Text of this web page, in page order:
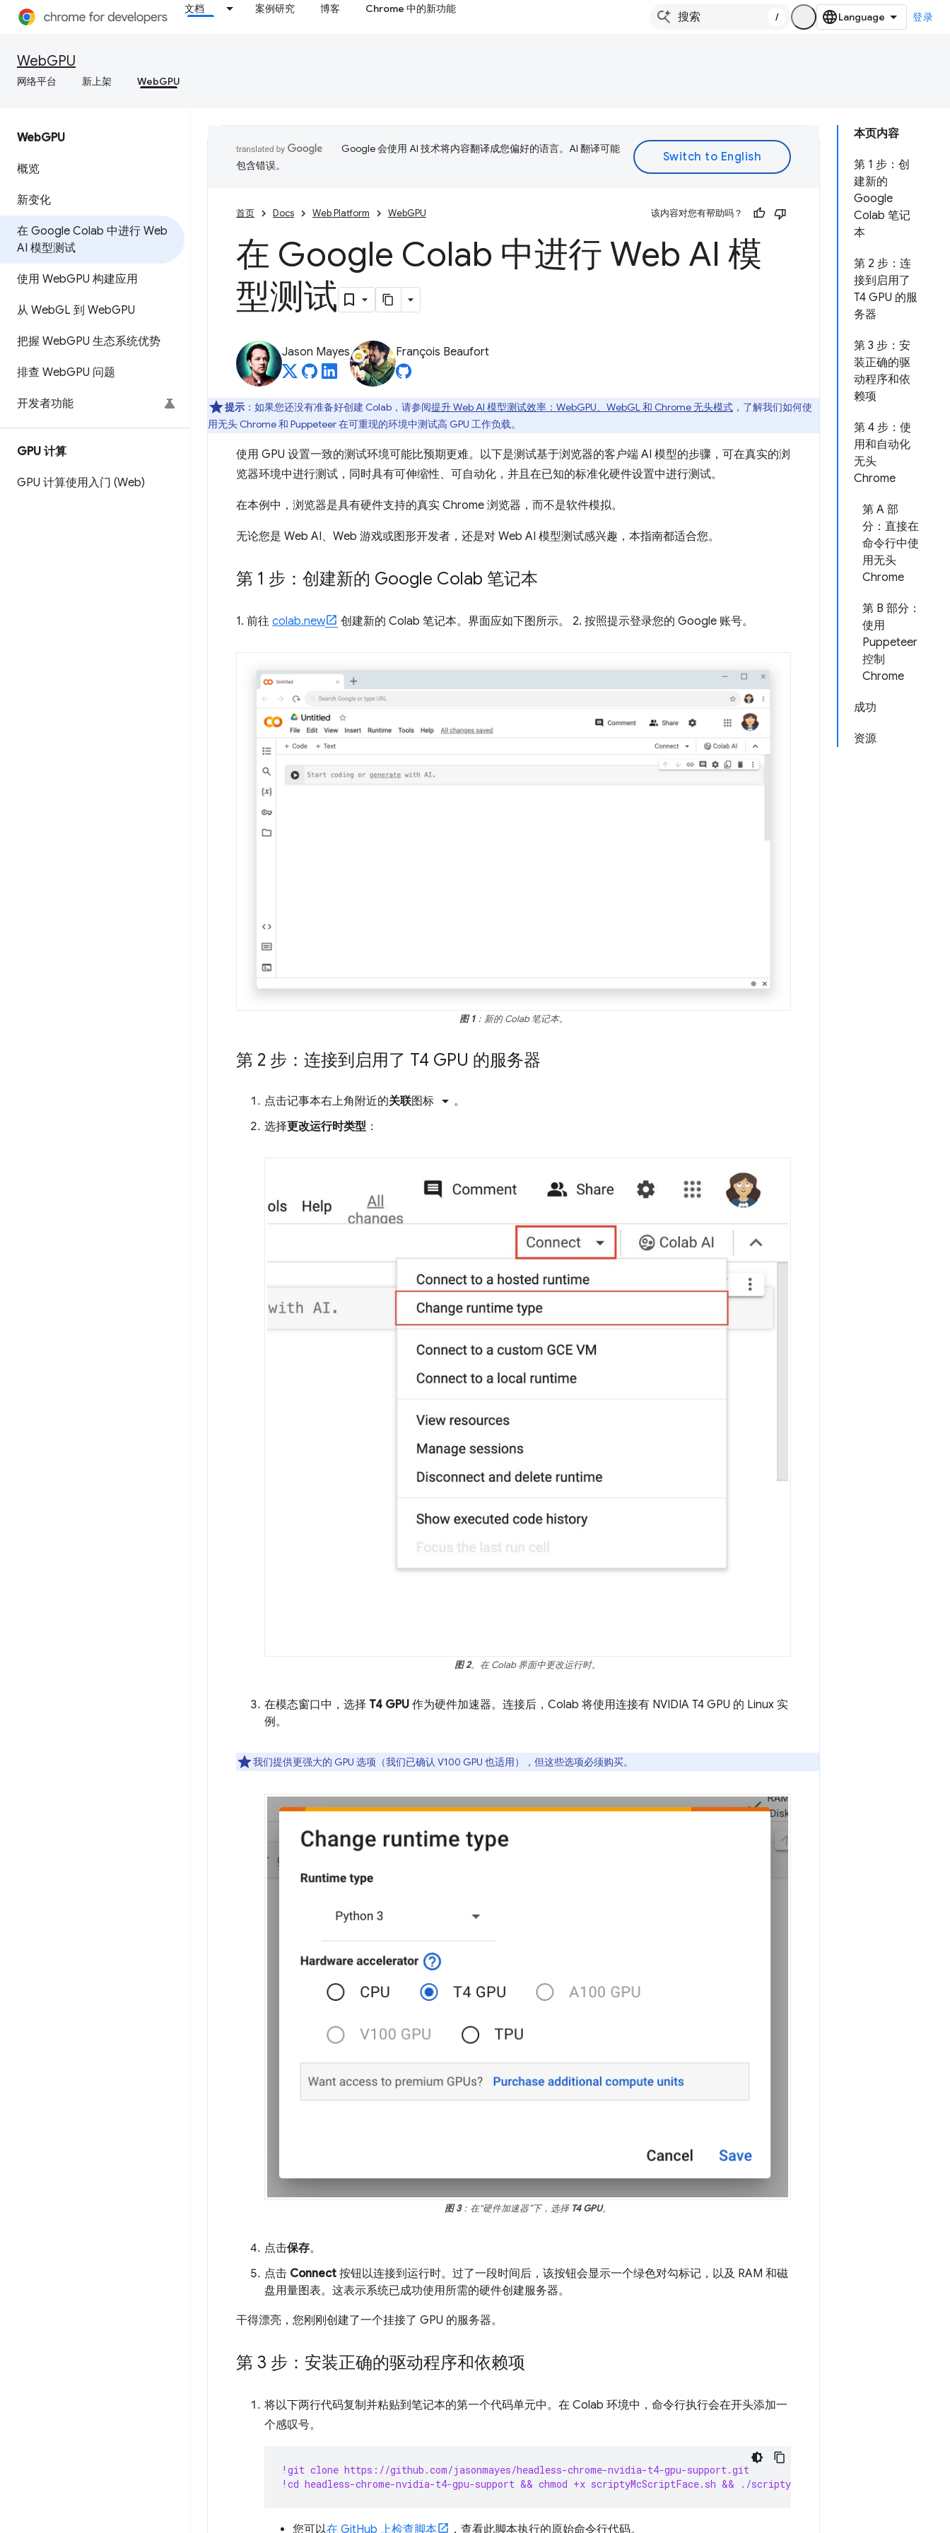
文档 案例研究 博客 Chrome 中的新功能
/ 登录
WebGPU
网络平台 新上架 WebGPU
WebGPU
概览
新变化
在 Google Colab 中进行 Web
AI 模型测试
使用 WebGPU 构建应用
从 WebGL 到 WebGPU
把握 WebGPU 生态系统优势
排查 WebGPU 问题
开发者功能
GPU 计算
GPU 计算使用入门 (Web)
本页内容
第 1 步：创
建新的
Google
Colab 笔记
本
第 2 步：连
接到启用了
T4 GPU 的服
务器
第 3 步：安
装正确的驱
动程序和依
赖项
第 4 步：使
用和自动化
无头
Chrome
第 A 部
分：直接在
命令行中使
用无头
Chrome
第 B 部分：
使用
Puppeteer
控制
Chrome
成功
资源
Google 会使用 AI 技术将内容翻译成您偏好的语言。AI 翻译可能
包含错误。
首页 Docs Web Platform WebGPU 该内容对您有帮助吗？
在 Google Colab 中进行 Web AI 模
型测试
Jason Mayes François Beaufort
提示 ：如果您还没有准备好创建 Colab，请参阅提升 Web AI 模型测试效率：WebGPU、WebGL 和 Chrome 无头模式 ，了解我们如何使
用无头 Chrome 和 Puppeteer 在可重现的环境中测试高 GPU 工作负载。
使用 GPU 设置一致的测试环境可能比预期更难。以下是测试基于浏览器的客户端 AI 模型的步骤，可在真实的浏
览器环境中进行测试，同时具有可伸缩性、可自动化，并且在已知的标准化硬件设置中进行测试。
在本例中，浏览器是具有硬件支持的真实 Chrome 浏览器，而不是软件模拟。
无论您是 Web AI、Web 游戏或图形开发者，还是对 Web AI 模型测试感兴趣，本指南都适合您。
第 1 步：创建新的 Google Colab 笔记本
1. 前往 colab.new 创建新的 Colab 笔记本。界面应如下图所示。 2. 按照提示登录您的 Google 账号。
图 1：新的 Colab 笔记本。
第 2 步：连接到启用了 T4 GPU 的服务器
点击记事本右上角附近的关联图标 arrow_drop_down 。
选择更改运行时类型 ：
图 2。在 Colab 界面中更改运行时。
在模态窗口中，选择 T4 GPU 作为硬件加速器。连接后，Colab 将使用连接有 NVIDIA T4 GPU 的 Linux 实
例。
我们提供更强大的 GPU 选项（我们已确认 V100 GPU 也适用），但这些选项必须购买。
图 3：在“硬件加速器”下，选择 T4 GPU。
点击保存。
点击 Connect 按钮以连接到运行时。过了一段时间后，该按钮会显示一个绿色对勾标记，以及 RAM 和磁
盘用量图表。这表示系统已成功使用所需的硬件创建服务器。
干得漂亮，您刚刚创建了一个挂接了 GPU 的服务器。
第 3 步：安装正确的驱动程序和依赖项
将以下两行代码复制并粘贴到笔记本的第一个代码单元中。在 Colab 环境中，命令行执行会在开头添加一
个感叹号。
!git clone https://github.com/jasonmayes/headless-chrome-nvidia-t4-gpu-support.git
!cd headless-chrome-nvidia-t4-gpu-support && chmod +x scriptyMcScriptFace.sh && ./scriptyMcScriptFace.sh
您可以在 GitHub 上检查脚本 ，查看此脚本执行的原始命令行代码。